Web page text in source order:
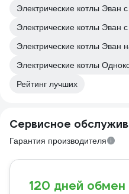
Электрические котлы Эван
Электрические котлы Эван
Электрические котлы
Рейтинг лучших
Сервисное
Гарантия производителя
120 дней обмен